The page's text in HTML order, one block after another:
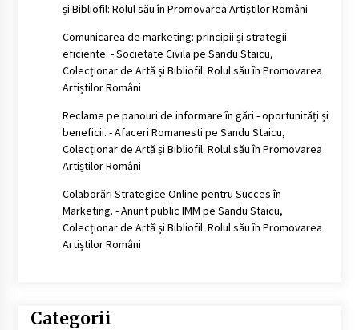
și Bibliofil: Rolul său în Promovarea Artiștilor Români
Comunicarea de marketing: principii și strategii
eficiente. - Societate Civila pe Sandu Staicu,
Colecționar de Artă și Bibliofil: Rolul său în Promovarea
Artiștilor Români
Reclame pe panouri de informare în gări - oportunități și
beneficii. - Afaceri Romanesti pe Sandu Staicu,
Colecționar de Artă și Bibliofil: Rolul său în Promovarea
Artiștilor Români
Colaborări Strategice Online pentru Succes în
Marketing. - Anunt public IMM pe Sandu Staicu,
Colecționar de Artă și Bibliofil: Rolul său în Promovarea
Artiștilor Români
Categorii